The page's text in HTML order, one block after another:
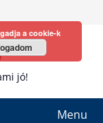
jó!
Menu
a cookie-k